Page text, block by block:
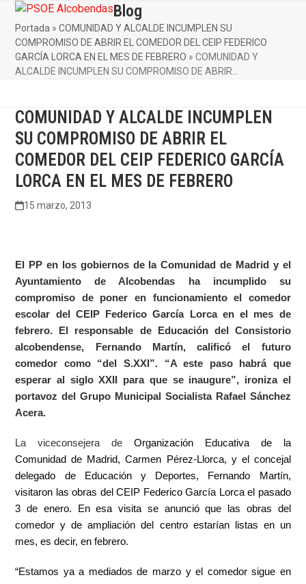
Skip
content
Open
mobile
menu
Close
mobile
menu
Blog
Portada »COMUNIDAD Y ALCALDE INCUMPLEN SU
COMPROMISO DE ABRIR EL COMEDOR DEL CEIP FEDERICO
GARCÍA LORCA EN EL MES DE FEBRERO »COMUNIDAD Y
ALCALDE INCUMPLEN SU COMPROMISO DE ABRIR…
COMUNIDAD Y ALCALDE INCUMPLEN
SU COMPROMISO DE ABRIR EL
COMEDOR DEL CEIP FEDERICO GARCÍA
LORCA EN EL MES DE FEBRERO
15 marzo, 2013
El PP en los gobiernos de la Comunidad de Madrid y el
Ayuntamiento de Alcobendas ha incumplido su
compromiso de poner en funcionamiento el comedor
escolar del CEIP Federico García Lorca en el mes de
febrero. El responsable de Educación del Consistorio
alcobendense, Fernando Martín, calificó el futuro
comedor como “del S.XXI”. “A este paso habrá que
esperar al siglo XXII para que se inaugure”, ironiza el
portavoz del Grupo Municipal Socialista Rafael Sánchez
Acera.
La viceconsejera de Organización Educativa de la
Comunidad de Madrid, Carmen Pérez-Llorca, y el concejal
delegado de Educación y Deportes, Fernando Martín,
visitaron las obras del CEIP Federico García Lorca el pasado
3 de enero. En esa visita se anunció que las obras del
comedor y de ampliación del centro estarían listas en un
mes, es decir, en febrero.
“Estamos ya a mediados de marzo y el comedor sigue en